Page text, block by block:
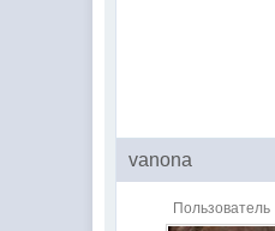
vanona
Пользователь